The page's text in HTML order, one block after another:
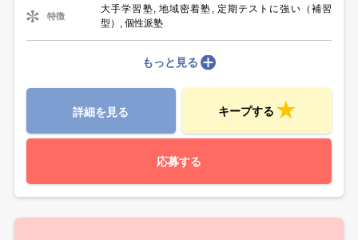
特徴
大手学習塾, 地域密着塾, 定期テストに強い（補習
型）, 個性派塾
もっと見る
詳細を見る キープする
応募する